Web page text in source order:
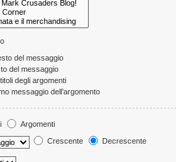
del messaggio
del messaggio
degli argomenti
messaggio dell’argomento
Argomenti
Crescente Decrescente